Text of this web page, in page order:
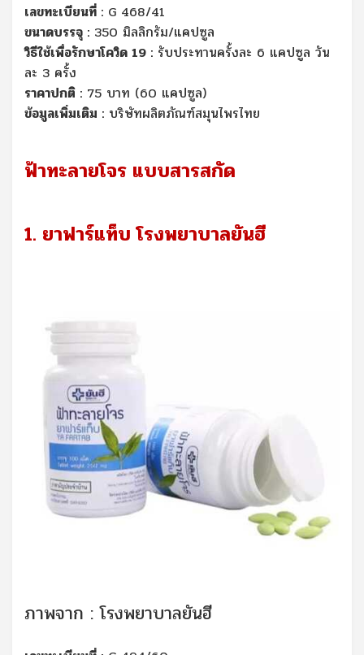
เลขทะเบียนที่ : G 468/41
ขนาดบรรจุ : 350 มิลลิกรัม/แคปซูล
วิธีใช้เพื่อรักษาโควิด 19 : รับประทานครั้งละ 6 แคปซูล วัน
ละ 3 ครั้ง
ราคาปกติ : 75 บาท (60 แคปซูล)
ข้อมูลเพิ่มเติม : บริษัทผลิตภัณฑ์สมุนไพรไทย
ฟ้าทะลายโจร แบบสารสกัด
1. ยาฟาร์แท็บ โรงพยาบาลยันฮี
ภาพจาก : โรงพยาบาลยันฮี